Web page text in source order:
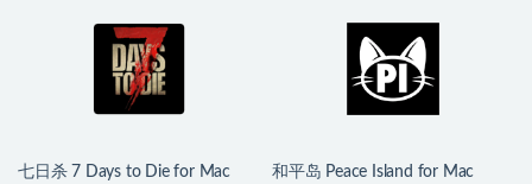
七日杀 7 Days to Die for Mac
和平岛 Peace Island for Mac